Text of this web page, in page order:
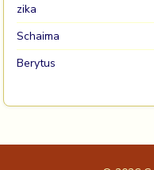
zika
Schaima
Berytus